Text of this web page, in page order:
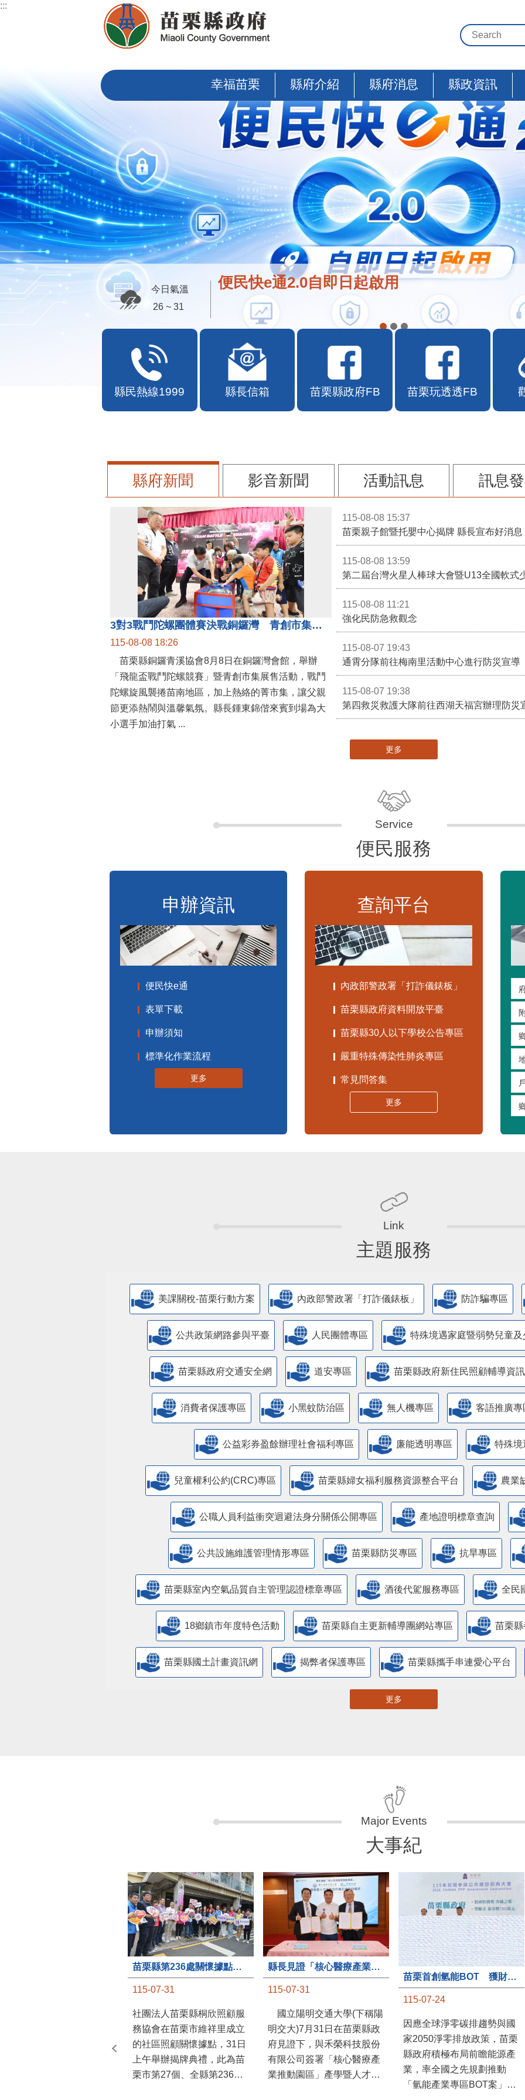
跳到主要內容區塊
:::
幸福苗栗 縣府介紹 縣府消息 縣政資訊
便民快e通2.0自即日起啟用
今日氣溫
26 ~ 31
縣民熱線1999 縣長信箱 苗栗縣政府FB 苗栗玩透透FB
縣府新聞 影音新聞 活動訊息 訊息
3對3戰鬥陀螺團體賽決戰銅鑼灣 青創市集展售為父親節增添繽紛
115-08-08 18:26
苗栗縣銅鑼青溪協會8月8日在銅鑼灣會館，舉辦
「飛龍盃戰鬥陀螺競賽」暨青創市集展售活動，戰鬥
陀螺旋風襲捲苗南地區，加上熱絡的菁市集，讓父親
節更添熱鬧與溫馨氣氛。縣長鍾東錦偕來賓到場為大
小選手加油打氣 ...
115-08-08 15:37
苗栗親子館暨托嬰中心揭牌 縣長宣布好消
115-08-08 13:59
第二屆台灣火星人棒球大會暨U13全國軟式
115-08-08 11:21
強化民防急救觀念
115-08-07 19:43
通霄分隊前往梅南里活動中心進行防災宣導
115-08-07 19:38
第四救災救護大隊前往西湖天福宮辦理防災
更多
便民服務
申辦資訊
便民快e通
表單下載
申辦須知
標準化作業流程
更多
查詢平台
內政部警政署「打詐儀錶板」
苗栗縣政府資料開放平臺
苗栗縣30人以下學校公告專區
嚴重特殊傳染性肺炎專區
常見問答集
更多
主題服務
美課關稅-苗栗行動方案 內政部警政署「打詐儀錶板」 防詐騙專區
公共政策網路參與平臺 人民團體專區 特殊境遇家庭暨弱勢兒童
苗栗縣政府交通安全網 道安專區 苗栗縣政府新住民照顧輔導資
消費者保護專區 小黑蚊防治區 無人機專區 客語推廣專
公益彩券盈餘辦理社會福利專區 廉能透明專區 特殊境
兒童權利公約(CRC)專區 苗栗縣婦女福利服務資源整合平台 農業
公職人員利益衝突迴避法身分關係公開專區 產地證明標章查詢
​公共設施維護管理情形專區 苗栗縣防災專區 抗旱專區
苗栗縣室內空氣品質自主管理認證標章專區 酒後代駕服務專區 全民
18鄉鎮市年度特色活動 苗栗縣自主更新輔導團網站專區 苗栗
苗栗縣國土計畫資訊網 揭弊者保護專區 苗栗縣攜手串連愛心平台
更多
大事紀
苗栗縣第236處關懷據點在苗栗市維祥里揭牌
115-07-31
社團法人苗栗縣桐欣照顧服
務協會在苗栗市維祥里成立
的社區照顧關懷據點，31日
上午舉辦揭牌典禮，此為苗
栗市第27個、全縣第236處
縣長見證「核心醫療產業推動園區」產學合作簽約儀式
115-07-31
國立陽明交通大學(下稱陽
明交大)7月31日在苗栗縣政
府見證下，與禾榮科技股份
有限公司簽署「核心醫療產
業推動園區」產學暨人才培
苗栗首創氫能BOT 獲財政部「突破之翼」肯定
115-07-24
因應全球淨零碳排趨勢與國
家2050淨零排放政策，苗栗
縣政府積極布局前瞻能源產
業，率全國之先規劃推動
「氫能產業專區BOT案」，